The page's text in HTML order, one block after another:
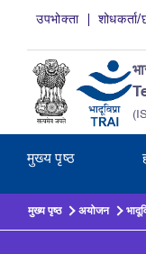
Skip to main content
उपभोक्ता शोधकर्ता/
मुख्य पृष्ठ
मुख्य पृष्ठ अयोजन